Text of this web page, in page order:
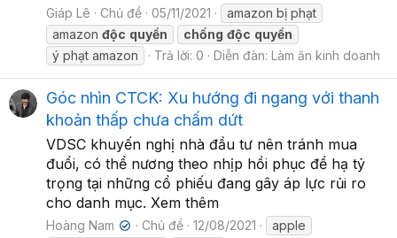
Giáp Lê Chủ đề 05/11/2021
amazon bị phạt
amazon độc quyền chống độc quyền
ý phạt amazon
Trả lời: 0 Diễn đàn: Làm ăn kinh doanh
Góc nhìn CTCK: Xu hướng đi ngang với thanh
khoản thấp chưa chấm dứt
VDSC khuyến nghị nhà đầu tư nên tránh mua
đuổi, có thể nương theo nhịp hồi phục để hạ tỷ
trọng tại những cổ phiếu đang gây áp lực rủi ro
cho danh mục. Xem thêm
Hoàng Nam ✔ Chủ đề 12/08/2021
apple